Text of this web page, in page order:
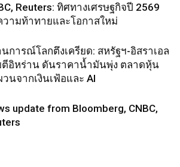
Reuters: ทิศทางเศรษฐกิจปี 2569
วามท้าทายและโอกาสใหม่
การณ์โลกตึงเครียด: สหรัฐฯ-อิสราเอล
ตีอิหร่าน ดันราคาน้ำมันพุ่ง ตลาดหุ้น
นจากเงินเฟ้อและ AI
update from Bloomberg, CNBC,